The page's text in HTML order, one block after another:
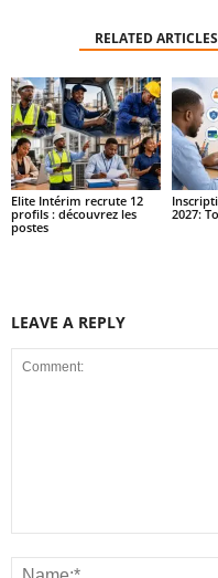
RELATED ARTICLES
Elite Intérim recrute 12
profils : découvrez les
postes
2027:
LEAVE A REPLY